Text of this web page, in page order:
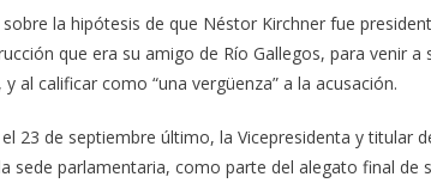
la hipótesis de que Néstor Kirchner fue
que era su amigo de Río Gallegos, para venir
al calificar como “una vergüenza” a la acusación.
23 de septiembre último, la Vicepresidenta y titular
sede parlamentaria, como parte del alegato final